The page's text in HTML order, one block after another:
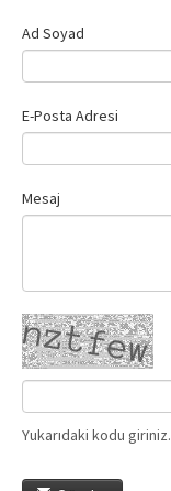
Ad Soyad
E-Posta Adresi
Mesaj
Yukarıdaki kodu giriniz.